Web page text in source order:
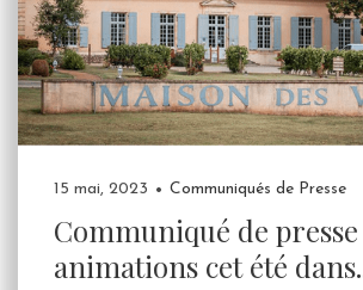
15 mai, 2023 Communiqués de Presse
Communiqué de presse
animations cet été